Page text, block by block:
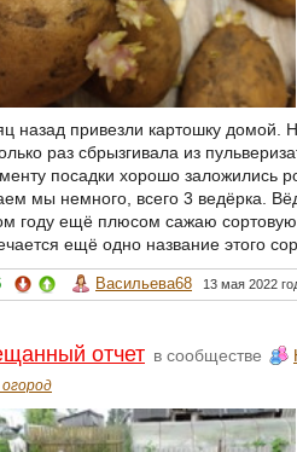
назад привезли картошку домой.
раз сбрызгивала из
посадки хорошо заложились
мы немного, всего 3 ведёрка.
году ещё плюсом сажаю сортовую
ещё одно название этого
Васильева68 13 мая 2022
отчет в сообществе